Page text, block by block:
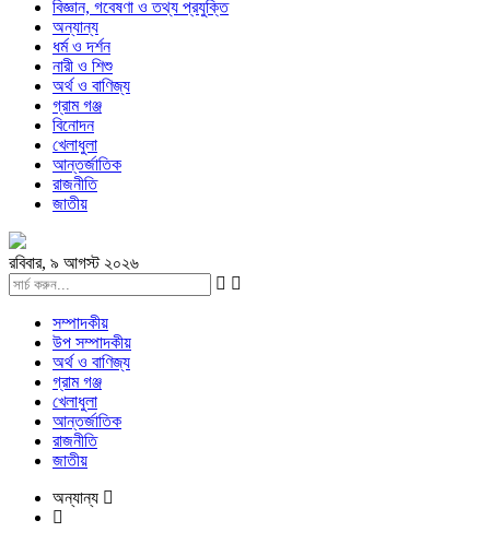
বিজ্ঞান, গবেষণা ও তথ্য প্রযুক্তি
অন্যান্য
ধর্ম ও দর্শন
নারী ও শিশু
অর্থ ও বাণিজ্য
গ্রাম গঞ্জ
বিনোদন
খেলাধুলা
আন্তর্জাতিক
রাজনীতি
জাতীয়
রবিবার, ৯ আগস্ট ২০২৬
সম্পাদকীয়
উপ সম্পাদকীয়
অর্থ ও বাণিজ্য
গ্রাম গঞ্জ
খেলাধুলা
আন্তর্জাতিক
রাজনীতি
জাতীয়
অন্যান্য